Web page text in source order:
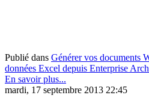
Publié dans Générer vos documents
données Excel depuis Enterprise
En savoir plus...
mardi, 17 septembre 2013 22:45